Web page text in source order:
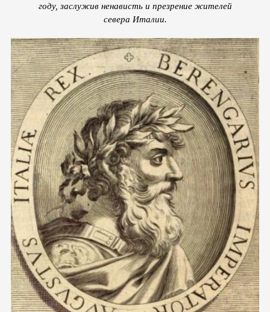
году, заслужив ненависть и презрение жителей
севера Италии.